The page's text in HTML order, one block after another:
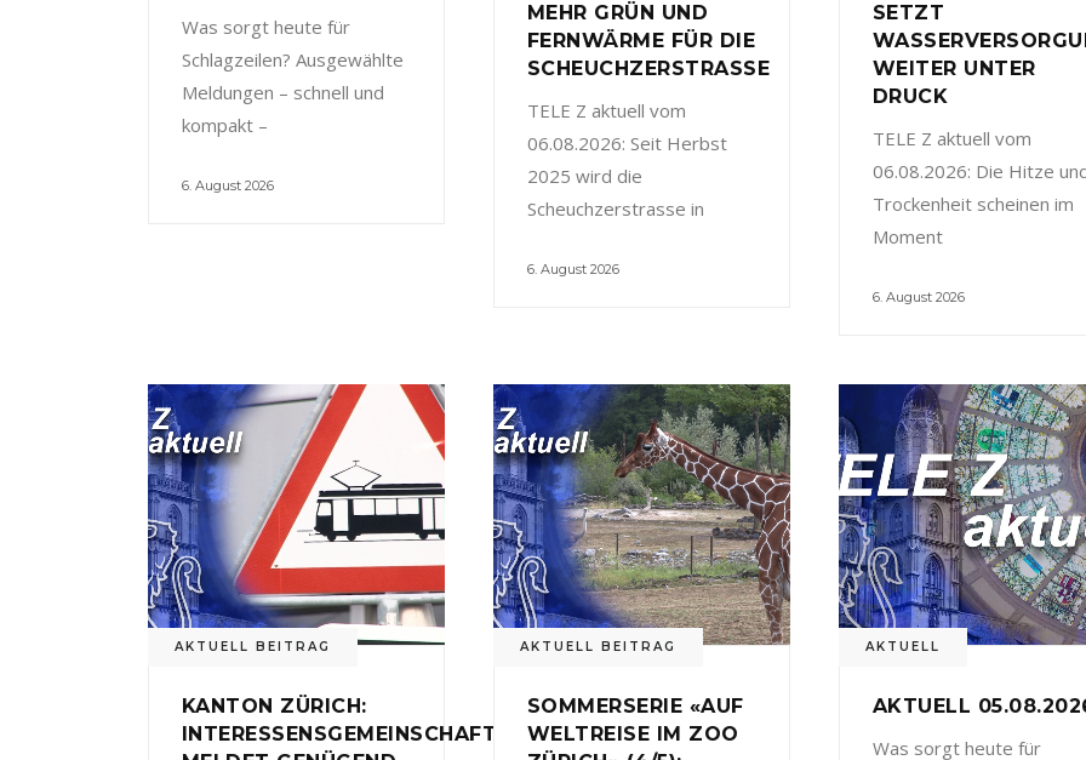
Was sorgt heute für
Schlagzeilen? Ausgewählte
Meldungen – schnell und
kompakt –
6. August 2026
MEHR GRÜN UND
FERNWÄRME FÜR DIE
SCHEUCHZERSTRASSE
TELE Z aktuell vom
06.08.2026: Seit Herbst
2025 wird die
Scheuchzerstrasse in
6. August 2026
SETZT
WEITER UNTER
DRUCK
TELE Z aktuell vom
06.08.2026: Die Hitze
Trockenheit scheinen im
Moment
6. August 2026
AKTUELL BEITRAG
KANTON ZÜRICH:
INTERESSENSGEMEINSCHAFT
AKTUELL BEITRAG
SOMMERSERIE «AUF
WELTREISE IM ZOO
AKTUELL
AKTUELL
Was sorgt heute für